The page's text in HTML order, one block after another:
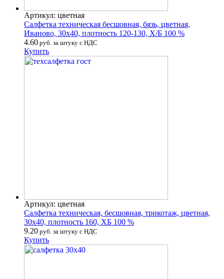
Артикул: цветная
Салфетка техническая бесшовная, бязь, цветная,
Иваново, 30х40, плотность 120-130, Х/Б 100 %
4.60 руб. за штуку с НДС
Купить
Артикул: цветная
Салфетка техническая, бесшовная, трикотаж, цветная,
30х40, плотность 160, ХБ 100 %
9.20 руб. за штуку с НДС
Купить